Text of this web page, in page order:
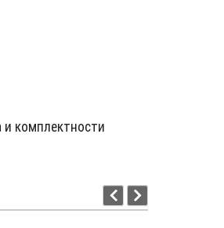
и комплектности